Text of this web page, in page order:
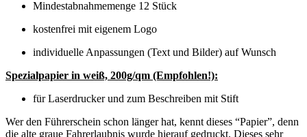
Mindestabnahmemenge 12 Stück
kostenfrei mit eigenem Logo
individuelle Anpassungen (Text und Bilder) auf Wunsch
Spezialpapier in weiß, 200g/qm (Empfohlen!):
für Laserdrucker und zum Beschreiben mit Stift
Wer den Führerschein schon länger hat, kennt dieses “Papier”, denn
die alte graue Fahrerlaubnis wurde hierauf gedruckt. Dieses sehr